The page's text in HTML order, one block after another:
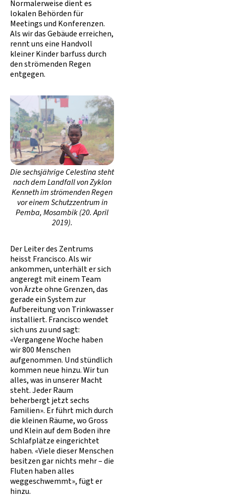
Normalerweise dient es
lokalen Behörden für
Meetings und Konferenzen.
Als wir das Gebäude erreichen,
rennt uns eine Handvoll
kleiner Kinder barfuss durch
den strömenden Regen
entgegen.
Die sechsjährige Celestina steht
nach dem Landfall von Zyklon
Kenneth im strömenden Regen
vor einem Schutzzentrum in
Pemba, Mosambik (20. April
2019).
Der Leiter des Zentrums
heisst Francisco. Als wir
ankommen, unterhält er sich
angeregt mit einem Team
von Ärzte ohne Grenzen, das
gerade ein System zur
Aufbereitung von Trinkwasser
installiert. Francisco wendet
sich uns zu und sagt:
«Vergangene Woche haben
wir 800 Menschen
aufgenommen. Und stündlich
kommen neue hinzu. Wir tun
alles, was in unserer Macht
steht. Jeder Raum
beherbergt jetzt sechs
Familien». Er führt mich durch
die kleinen Räume, wo Gross
und Klein auf dem Boden ihre
Schlafplätze eingerichtet
haben. «Viele dieser Menschen
besitzen gar nichts mehr – die
Fluten haben alles
weggeschwemmt», fügt er
hinzu.